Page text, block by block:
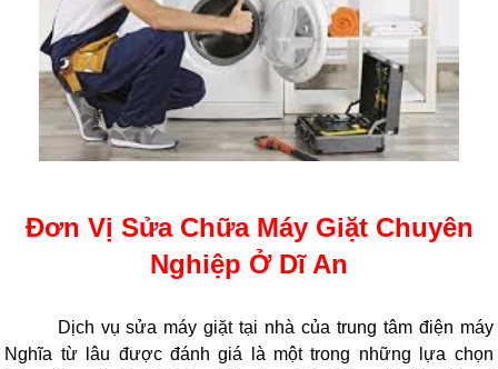
Đơn Vị Sửa Chữa Máy Giặt Chuyên
Nghiệp Ở Dĩ An
Dịch vụ sửa máy giặt tại nhà của trung tâm điện máy
Nghĩa từ lâu được đánh giá là một trong những lựa chọn